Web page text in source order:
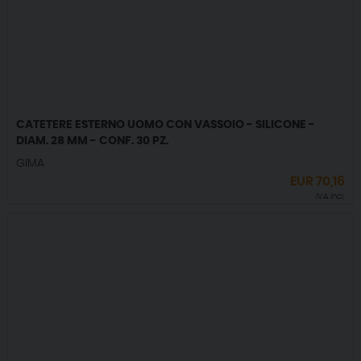
CATETERE ESTERNO UOMO CON VASSOIO - SILICONE -
DIAM. 28 MM - CONF. 30 PZ.
GIMA
EUR70,16
IVA incl.